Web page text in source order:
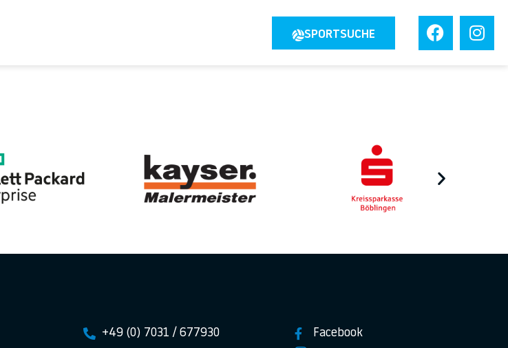
SPORTSUCHE
+49 (0) 7031 / 677930
Facebook